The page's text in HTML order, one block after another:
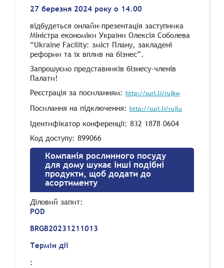
27 березня 2024 року о 14.00
відбудеться онлайн-презентація заступника
Міністра економіки України Олексія Соболева
“Ukraine Facility: зміст Плану, закладені
реформи та їх вплив на бізнес”.
Запрошуємо представників бізнесу-членів
Палати!
Реєстрація за посиланням: http://surl.li/rujkw
Посилання на підключення: http://surl.li/rujlu
Ідентифікатор конференції: 832 1878 0604
Код доступу: 899066
Компанія рослинного посуду
для дому шукає інші подібні
продукти, щоб додати до
асортименту
Діловий запит:
POD
BRGB20231211013
Термін дії
: